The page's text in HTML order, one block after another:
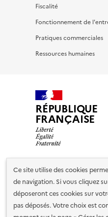
Ce site utilise des cookies
de navigation. Si vous cliquez
déposeront ces cookies sur
pas déposés. Votre choix est
Fiscalité
Fonctionnement de
Pratiques commerciales
Ressources humaines
RÉPUBLIQUE
FRANÇAISE
Nos partenaires
Plan du site